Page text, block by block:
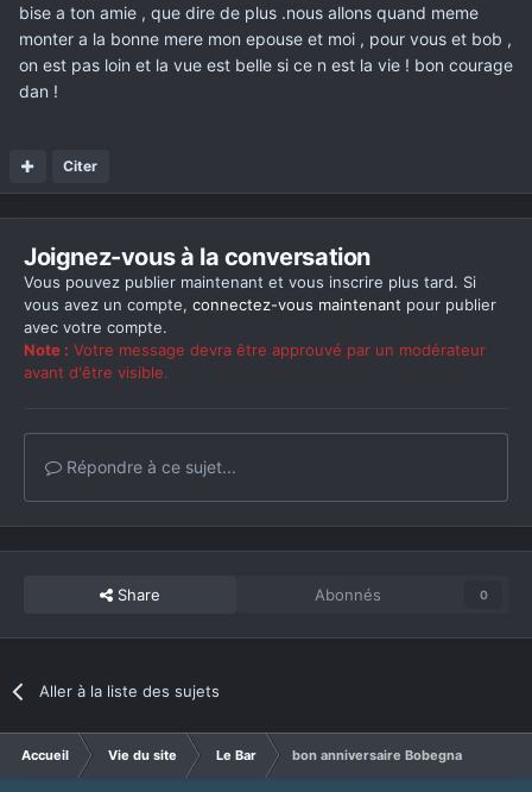
bise a ton amie , que dire de plus .nous allons quand meme
monter a la bonne mere mon epouse et moi , pour vous et bob ,
on est pas loin et la vue est belle si ce n est la vie ! bon courage
dan !
Citer
Joignez-vous à la conversation
Vous pouvez publier maintenant et vous inscrire plus tard. Si
vous avez un compte, connectez-vous maintenant pour publier
avec votre compte.
Note : Votre message devra être approuvé par un modérateur
avant d'être visible.
Répondre à ce sujet...
Share Abonnés 0
Aller à la liste des sujets
Accueil Vie du site Le Bar bon anniversaire Bobegna